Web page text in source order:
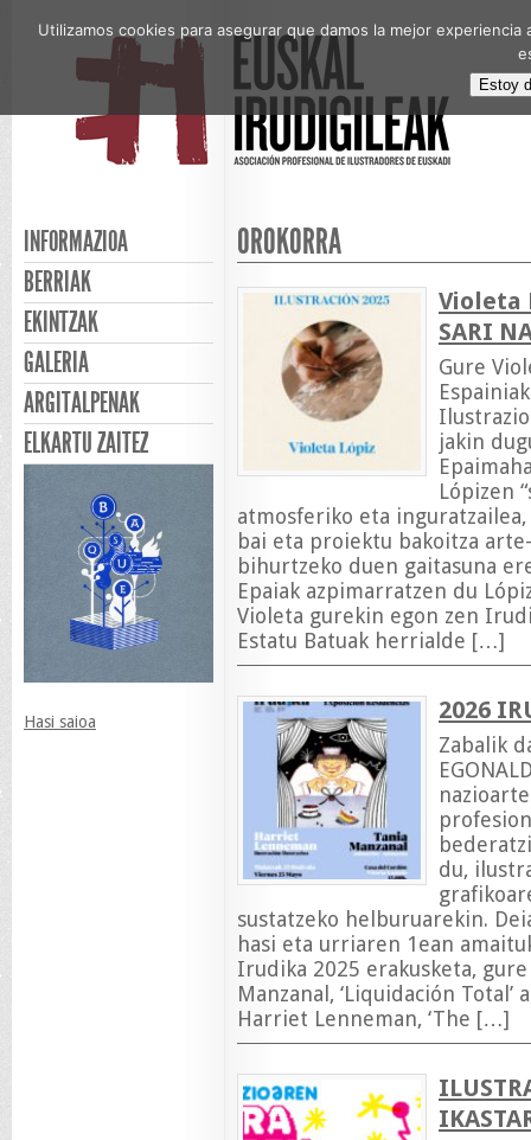
INFORMAZIOA
BERRIAK
EKINTZAK
GALERIA
ARGITALPENAK
ELKARTU ZAITEZ
Hasi saioa
OROKORRA
Violeta
SARI
Gure
jakin
Lópizen
atmosferiko eta
bai eta proiektu bakoitza
bihurtzeko duen gaitasuna
Epaiak azpimarratzen du
Violeta gurekin egon zen
Estatu Batuak herrialde […]
2026
Zabalik
du,
sustatzeko helburuarekin.
hasi eta urriaren 1ean
Irudika 2025 erakusketa,
Manzanal, ‘Liquidación
Harriet Lenneman, ‘The […]
Utilizamos cookies para asegurar que damos la mejor
Estoy